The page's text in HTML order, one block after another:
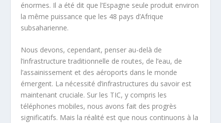
énormes. Il a été dit que l’Espagne seule produit environ
la même puissance que les 48 pays d’Afrique
subsaharienne.
Nous devons, cependant, penser au-delà de
l’infrastructure traditionnelle de routes, de l’eau, de
l’assainissement et des aéroports dans le monde
émergent. La nécessité d’infrastructures du savoir est
maintenant cruciale. Sur les TIC, y compris les
téléphones mobiles, nous avons fait des progrès
significatifs. Mais la réalité est que nous continuons à la